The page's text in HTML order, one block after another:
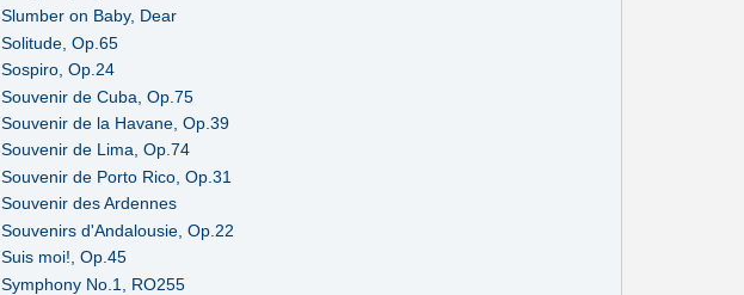
Slumber on Baby, Dear
Solitude, Op.65
Sospiro, Op.24
Souvenir de Cuba, Op.75
Souvenir de la Havane, Op.39
Souvenir de Lima, Op.74
Souvenir de Porto Rico, Op.31
Souvenir des Ardennes
Souvenirs d'Andalousie, Op.22
Suis moi!, Op.45
Symphony No.1, RO255